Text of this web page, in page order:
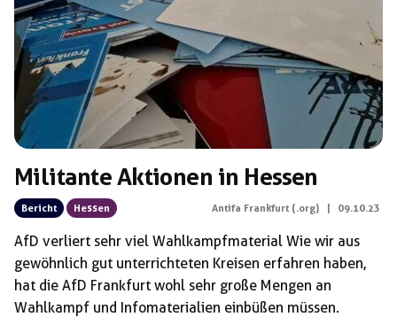
Militante Aktionen in Hessen
Bericht Hessen Antifa Frankfurt (.org) 09.10.23
AfD verliert sehr viel Wahlkampfmaterial Wie wir aus
gewöhnlich gut unterrichteten Kreisen erfahren haben,
hat die AfD Frankfurt wohl sehr große Mengen an
Wahlkampf und Infomaterialien einbüßen müssen.